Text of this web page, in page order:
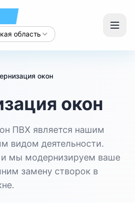
область
окон
окон
ПВХ является нашим
видом деятельности.
и мы модернизируем ваше
замену створок в